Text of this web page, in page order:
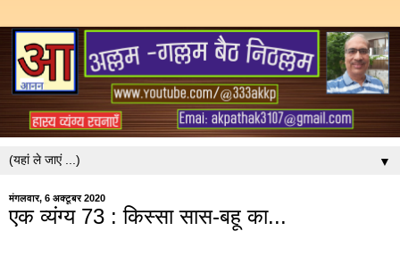
▼
मंगलवार, 6 अक्टूबर 2020
एक व्यंग्य 73 : किस्सा सास-बहू का...